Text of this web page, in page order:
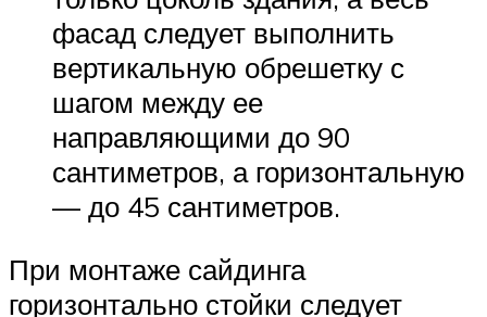
фасад следует выполнить
вертикальную обрешетку с
шагом между ее
направляющими до 90
сантиметров, а горизонтальную
— до 45 сантиметров.
При монтаже сайдинга
горизонтально стойки следует